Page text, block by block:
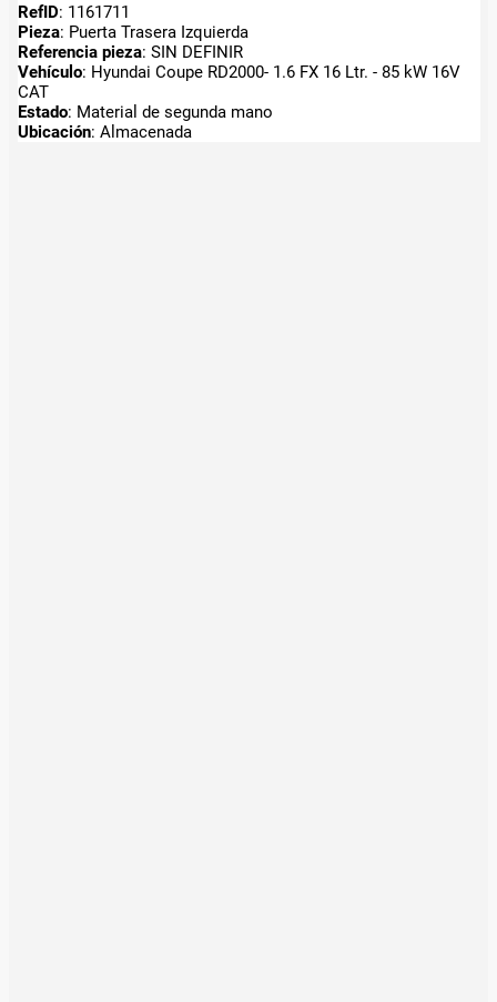
RefID: 1161711
Pieza: Puerta Trasera Izquierda
Referencia pieza: SIN DEFINIR
Vehículo: Hyundai Coupe RD2000- 1.6 FX 16 Ltr. - 85 kW 16V
CAT
Estado: Material de segunda mano
Ubicación: Almacenada